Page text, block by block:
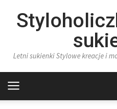
Letni sukienki Stylowe kreacje i